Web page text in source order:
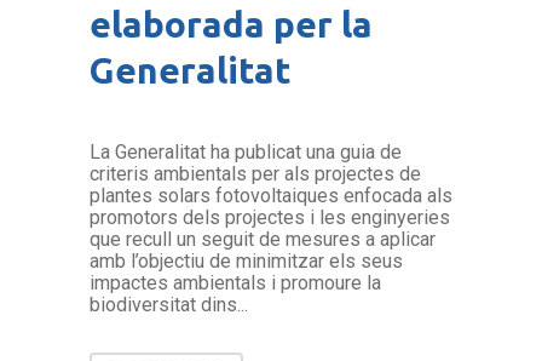
elaborada per la
Generalitat
La Generalitat ha publicat una guia de
criteris ambientals per als projectes de
plantes solars fotovoltaiques enfocada als
promotors dels projectes i les enginyeries
que recull un seguit de mesures a aplicar
amb l’objectiu de minimitzar els seus
impactes ambientals i promoure la
biodiversitat dins...